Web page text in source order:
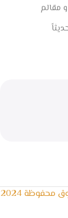
مقالم
محفوظة 2024